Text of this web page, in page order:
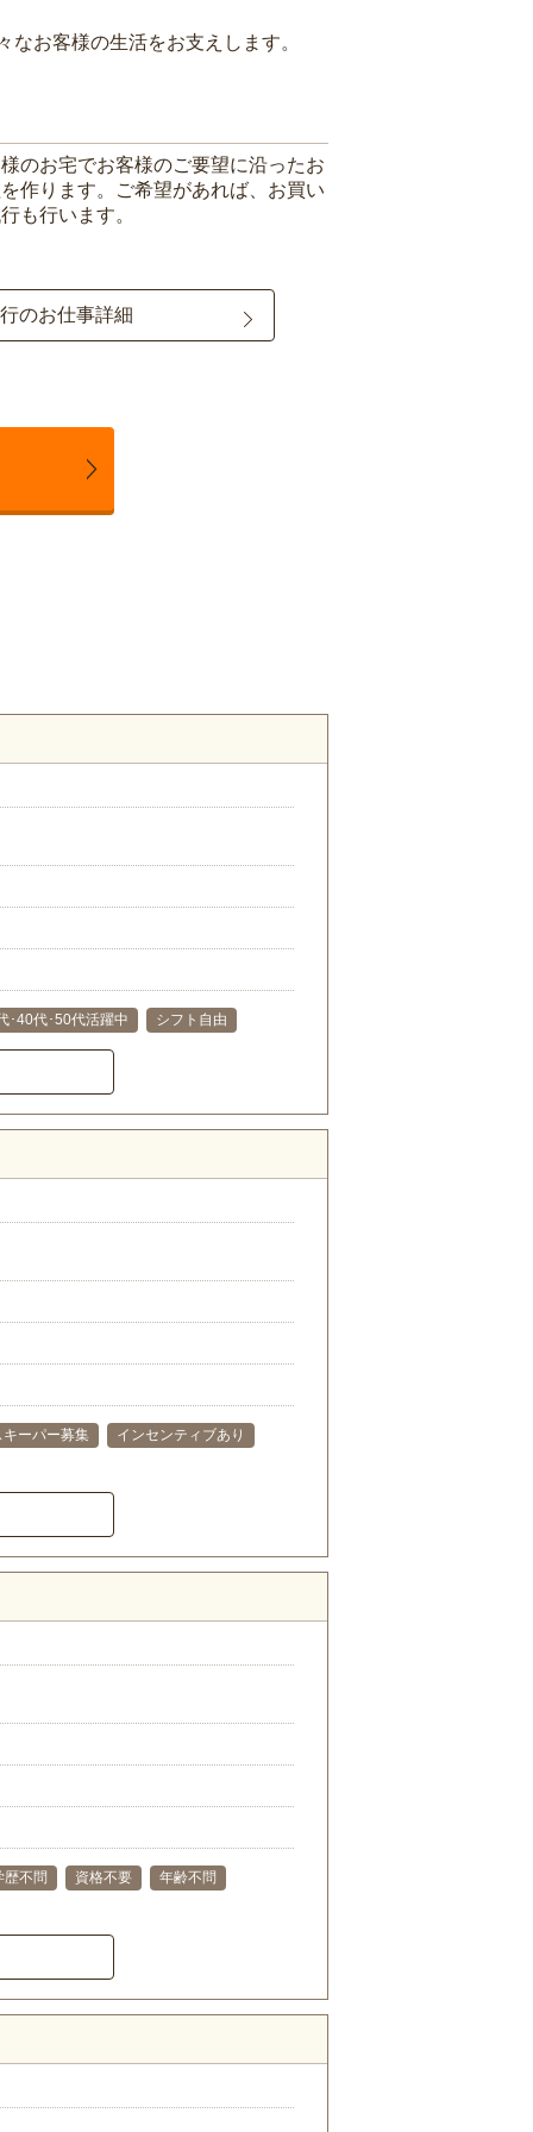
お客様の生活をお支えします。
のお宅でお客様のご要望に沿ったお
作ります。ご希望があれば、お買い
も行います。
のお仕事詳細
･40代･50代活躍中 シフト自由
キーパー募集
インセンティブあり
歴不問 資格不要
年齢不問